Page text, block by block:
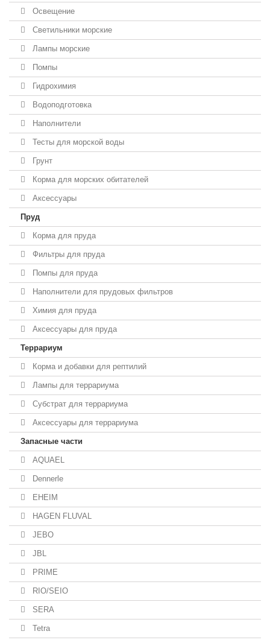
Освещение
Светильники морские
Лампы морские
Помпы
Гидрохимия
Водоподготовка
Наполнители
Тесты для морской воды
Грунт
Корма для морских обитателей
Аксессуары
Пруд
Корма для пруда
Фильтры для пруда
Помпы для пруда
Наполнители для прудовых фильтров
Химия для пруда
Аксессуары для пруда
Террариум
Корма и добавки для рептилий
Лампы для террариума
Субстрат для террариума
Аксессуары для террариума
Запасные части
AQUAEL
Dennerle
EHEIM
HAGEN FLUVAL
JEBO
JBL
PRIME
RIO/SEIO
SERA
Tetra